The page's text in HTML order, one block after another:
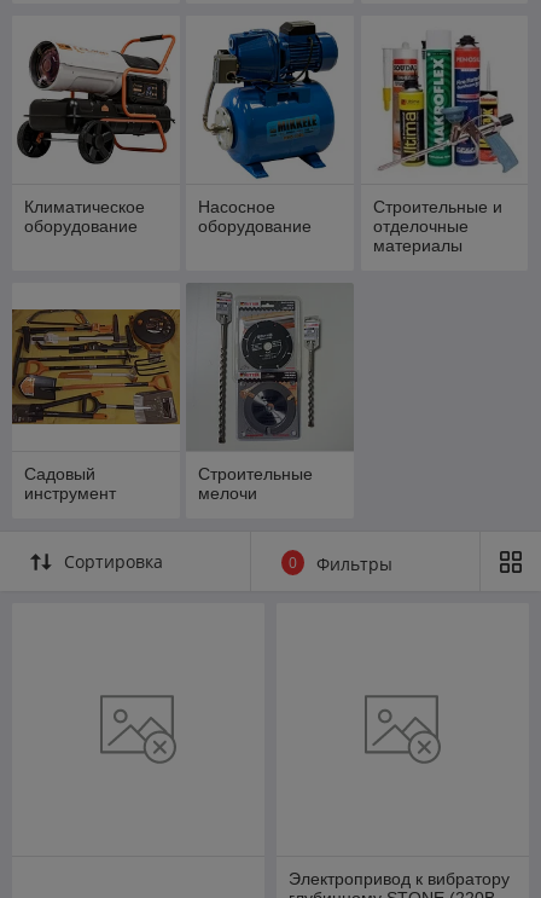
Климатическое
оборудование
Насосное
оборудование
Строительные и
отделочные
материалы
Садовый
инструмент
Строительные
мелочи
Сортировка 0 Фильтры
Электропривод к вибратору